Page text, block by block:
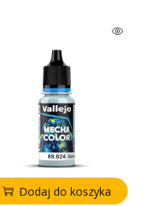
Dodaj do koszyka